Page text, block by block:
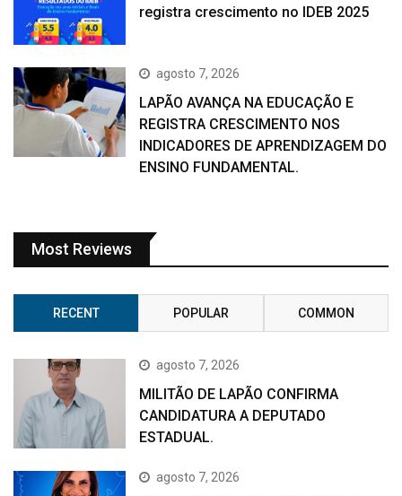
registra crescimento no IDEB 2025
agosto 7, 2026
LAPÃO AVANÇA NA EDUCAÇÃO E
REGISTRA CRESCIMENTO NOS
INDICADORES DE APRENDIZAGEM DO
ENSINO FUNDAMENTAL.
Most Reviews
RECENT POPULAR COMMON
agosto 7, 2026
MILITÃO DE LAPÃO CONFIRMA
CANDIDATURA A DEPUTADO
ESTADUAL.
agosto 7, 2026